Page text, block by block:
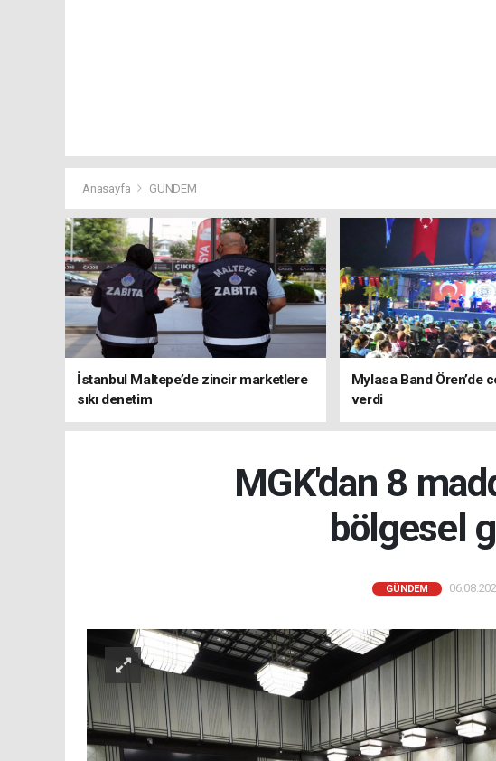
Anasayfa GÜNDEM
İstanbul Maltepe’de zincir marketlere
sıkı denetim
Mylasa Band Ören’de
verdi
MGK'dan 8
bölgesel
GÜNDEM